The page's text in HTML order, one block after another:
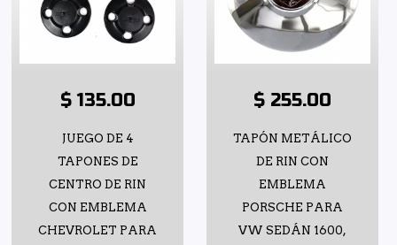
$ 135.00
JUEGO DE 4
TAPONES DE
CENTRO DE RIN
CON EMBLEMA
CHEVROLET PARA
$ 255.00
TAPÓN METÁLICO
DE RIN CON
EMBLEMA
PORSCHE PARA
VW SEDÁN 1600,